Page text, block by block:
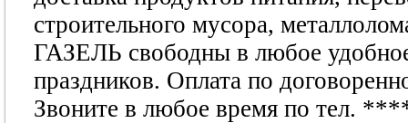
строительного мусора,
ГАЗЕЛЬ свободны в любое
праздников. Оплата по
Звоните в любое время по тел.